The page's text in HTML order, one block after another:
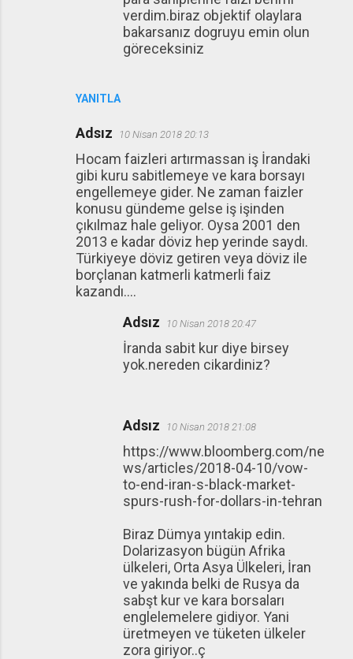
YANITLA
verdim.biraz objektif olaylara
bakarsanız dogruyu emin olun
göreceksiniz
Adsız 10 Nisan 2018 20:13
Hocam faizleri artırmassan iş İrandaki
gibi kuru sabitlemeye ve kara borsayı
engellemeye gider. Ne zaman faizler
konusu gündeme gelse iş işinden
çıkılmaz hale geliyor. Oysa 2001 den
2013 e kadar döviz hep yerinde saydı.
Türkiyeye döviz getiren veya döviz ile
borçlanan katmerli katmerli faiz
kazandı....
Adsız 10 Nisan 2018 20:47
İranda sabit kur diye birsey
yok.nereden cikardiniz?
Adsız 10 Nisan 2018 21:08
https://www.bloomberg.com/ne
ws/articles/2018-04-10/vow-
to-end-iran-s-black-market-
spurs-rush-for-dollars-in-tehran
Biraz Dümya yıntakip edin.
Dolarizasyon bügün Afrika
ülkeleri, Orta Asya Ülkeleri, İran
ve yakında belki de Rusya da
sabşt kur ve kara borsaları
englelemelere gidiyor. Yani
üretmeyen ve tüketen ülkeler
zora giriyor..ç